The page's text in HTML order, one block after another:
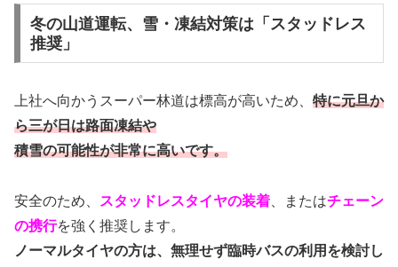
冬の山道運転、雪・凍結対策は「スタッドレス
推奨」
上社へ向かうスーパー林道は標高が高いため、 特に元旦か
ら三が日は路面凍結や
積雪の可能性が非常に高いです。
安全のため、 スタッドレスタイヤの装着 、またはチェーン
の携行を強く推奨します。
ノーマルタイヤの方は、無理せず臨時バスの利用を検討し